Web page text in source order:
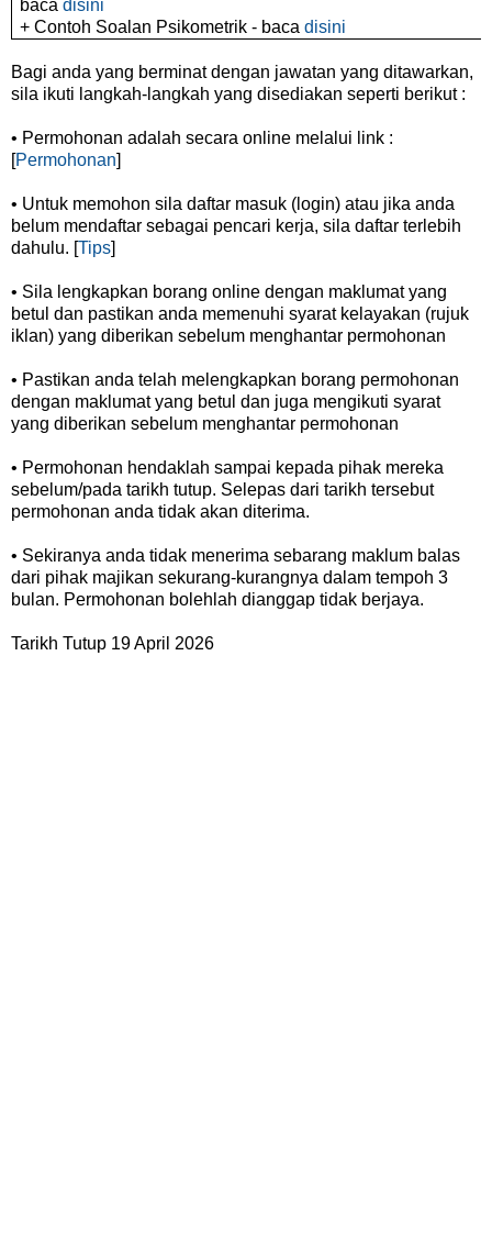
bacadisini
+ Contoh Soalan Psikometrik - bacadisini
Bagi anda yang berminat dengan jawatan yang ditawarkan,
sila ikuti langkah-langkah yang disediakan seperti berikut :
• Permohonan adalah secara online melalui link :
[Permohonan]
• Untuk memohon sila daftar masuk (login) atau jika anda
belum mendaftar sebagai pencari kerja, sila daftar terlebih
dahulu. [Tips]
• Sila lengkapkan borang online dengan maklumat yang
betul dan pastikan anda memenuhi syarat kelayakan (rujuk
iklan) yang diberikan sebelum menghantar permohonan
• Pastikan anda telah melengkapkan borang permohonan
dengan maklumat yang betul dan juga mengikuti syarat
yang diberikan sebelum menghantar permohonan
• Permohonan hendaklah sampai kepada pihak mereka
sebelum/pada tarikh tutup. Selepas dari tarikh tersebut
permohonan anda tidak akan diterima.
• Sekiranya anda tidak menerima sebarang maklum balas
dari pihak majikan sekurang-kurangnya dalam tempoh 3
bulan. Permohonan bolehlah dianggap tidak berjaya.
Tarikh Tutup 19 April 2026